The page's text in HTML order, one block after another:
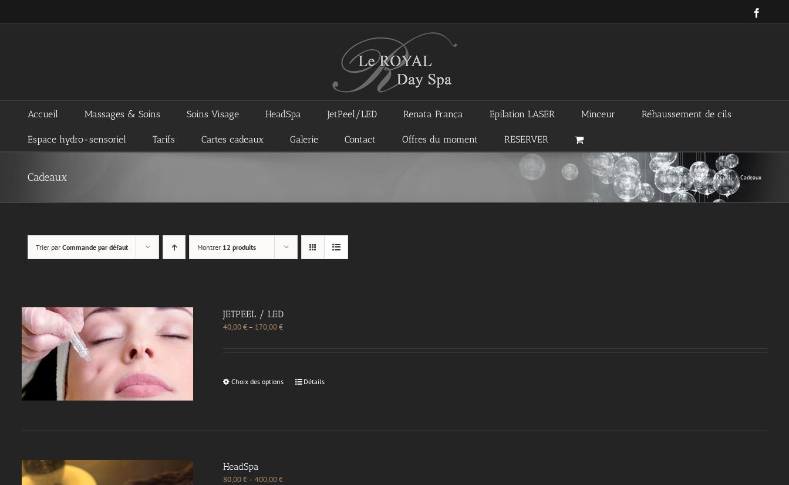
Accueil Massages & Soins Soins Visage HeadSpa JetPeel/LED Renata França Epilation LASER Minceur Réhaussement de cils
Espace hydro-sensoriel Tarifs Cartes cadeaux Galerie Contact Offres du moment RESERVER
Cadeaux Accueil / Cadeaux
Trier par Commande par défaut Montrer 12 produits
JETPEEL / LED
40,00€– 170,00€
Choix des options Détails
HeadSpa
80,00€– 400,00€